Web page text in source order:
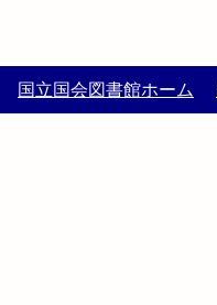
国立国会図書館ホーム